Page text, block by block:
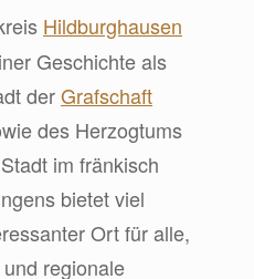
Hildburghausen
Geschichte als
derGrafschaft
des Herzogtums
im fränkisch
bietet viel
Ort für alle,
regionale